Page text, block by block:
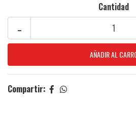
Cantidad
-
Compartir: